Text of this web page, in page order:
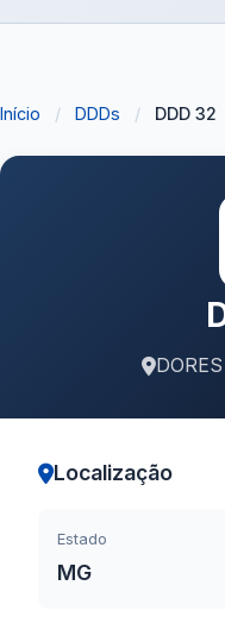
Início / DDDs / DDD 32
Localização
Estado
MG